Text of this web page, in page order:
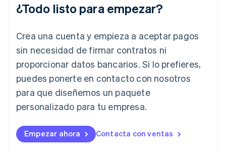
¿Todo listo para empezar?
Crea una cuenta y empieza a aceptar pagos
sin necesidad de firmar contratos ni
proporcionar datos bancarios. Si lo prefieres,
puedes ponerte en contacto con nosotros
para que diseñemos un paquete
personalizado para tu empresa.
Empezar ahora Contacta con ventas
English
Italiano English
日本語English
Letonia
English
Liechtenstein
Deutsch English
Lituania
Luxemburgo
FrançaisDeutschEnglish
Malasia